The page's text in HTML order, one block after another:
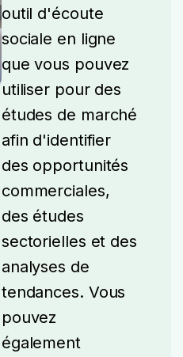
outil d'écoute
sociale en ligne
que vous pouvez
utiliser pour des
études de marché
afin d'identifier
des opportunités
commerciales,
des études
sectorielles et des
analyses de
tendances. Vous
pouvez
également